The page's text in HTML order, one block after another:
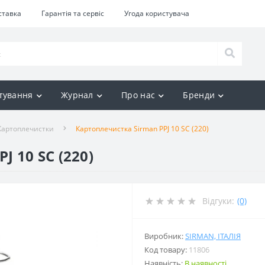
Гарантія та сервіс Угода користувача
Журнал Про нас Бренди
Картоплечистка Sirman PPJ 10 SC (220)
10 SC (220)
Відгуки: (0)
Виробник:SIRMAN, ІТАЛІЯ
Код товару: 11806